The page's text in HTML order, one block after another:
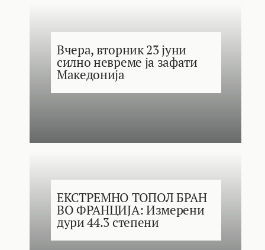
Вчера, вторник 23 јуни
силно невреме ја зафати
Македонија
ЕКСТРЕМНО ТОПОЛ БРАН
ВО ФРАНЦИЈА: Измерени
дури 44.3 степени